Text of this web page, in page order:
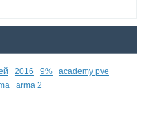
2016 9%
academy pve
arma 2